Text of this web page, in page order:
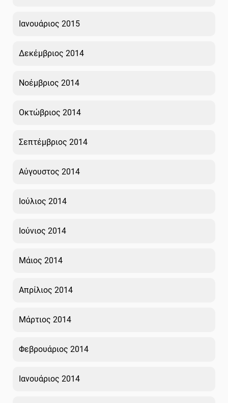
Ιανουάριος 2015
Δεκέμβριος 2014
Νοέμβριος 2014
Οκτώβριος 2014
Σεπτέμβριος 2014
Αύγουστος 2014
Ιούλιος 2014
Ιούνιος 2014
Μάιος 2014
Απρίλιος 2014
Μάρτιος 2014
Φεβρουάριος 2014
Ιανουάριος 2014